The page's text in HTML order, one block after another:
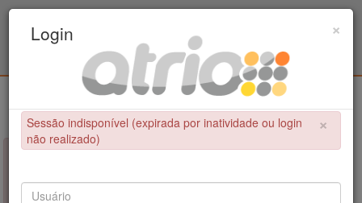
Educação Física / UPE - UFPB
×
NÃO FOI POSSÍVEL CONCLUIR A OPERAÇÃO
Sessão indisponível (expirada por inatividade ou login não
×
Login
×
Sessão indisponível (expirada por inatividade ou login
não realizado)